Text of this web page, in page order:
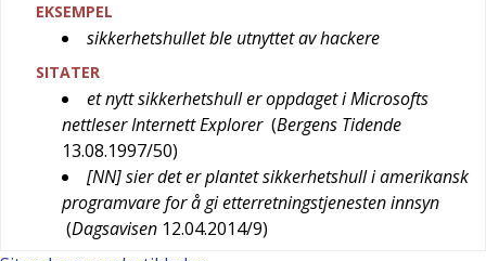
EKSEMPEL
sikkerhetshullet ble utnyttet av hackere
SITATER
et nytt sikkerhetshull er oppdaget i Microsofts
nettleser Internett Explorer (Bergens Tidende
13.08.1997/50)
[NN] sier det er plantet sikkerhetshull i amerikansk
programvare for å gi etterretningstjenesten innsyn
(Dagsavisen 12.04.2014/9)